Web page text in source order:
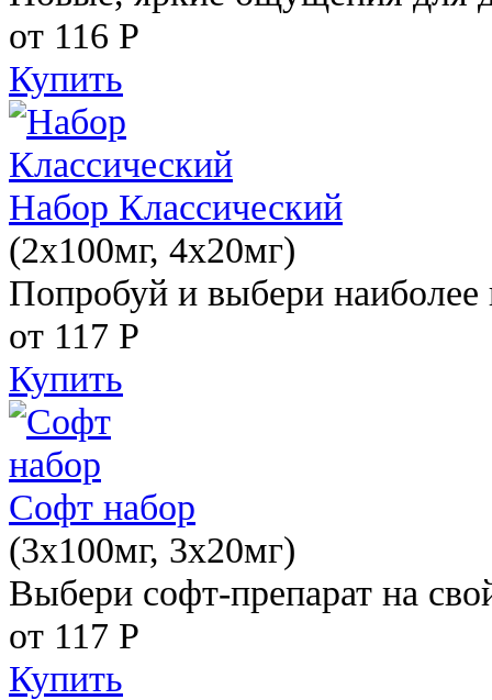
от 116 Р
Купить
Набор Классический
(2x100мг, 4x20мг)
Попробуй и выбери наиболее
от 117 Р
Купить
Софт набор
(3x100мг, 3x20мг)
Выбери софт-препарат на
от 117 Р
Купить